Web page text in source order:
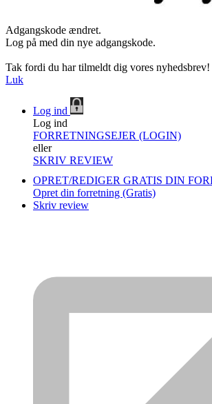
Adgangskode ændret.
Log på med din nye adgangskode.
Tak fordi du har tilmeldt dig vores nyhedsbrev!
Luk
Log ind
Log ind
FORRETNINGSEJER (LOGIN)
eller
SKRIV REVIEW
OPRET/REDIGER GRATIS DIN
Opret din forretning (Gratis)
Skriv review